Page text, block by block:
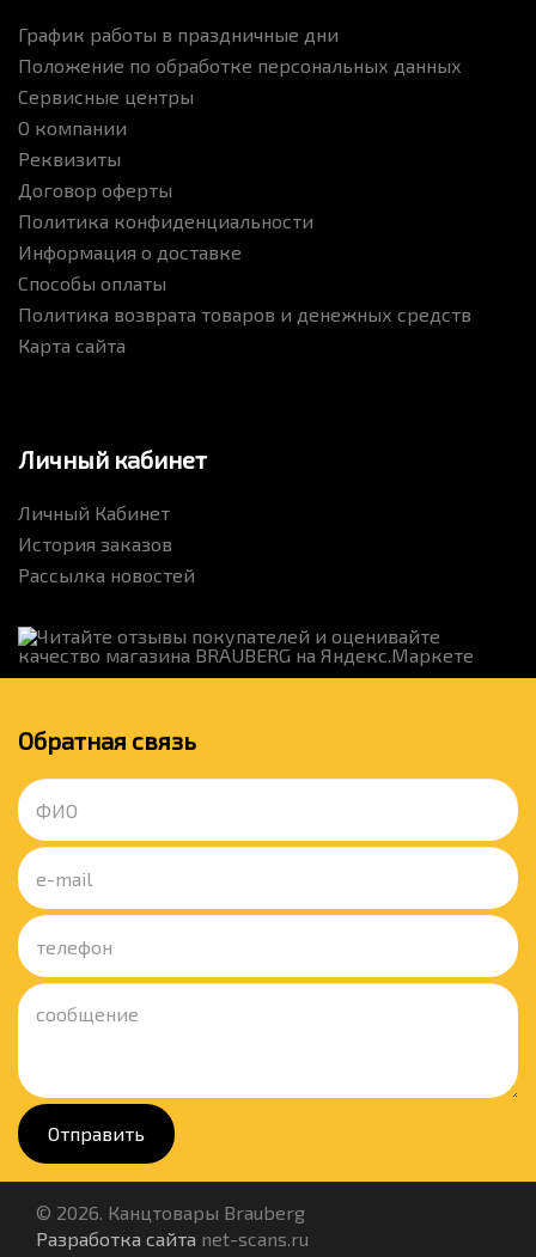
График работы в праздничные дни
Положение по обработке персональных данных
Сервисные центры
О компании
Реквизиты
Договор оферты
Политика конфиденциальности
Информация о доставке
Способы оплаты
Политика возврата товаров и денежных средств
Карта сайта
Личный кабинет
Личный Кабинет
История заказов
Рассылка новостей
Обратная связь
Отправить
© 2026. Канцтовары Brauberg
Разработка сайта net-scans.ru